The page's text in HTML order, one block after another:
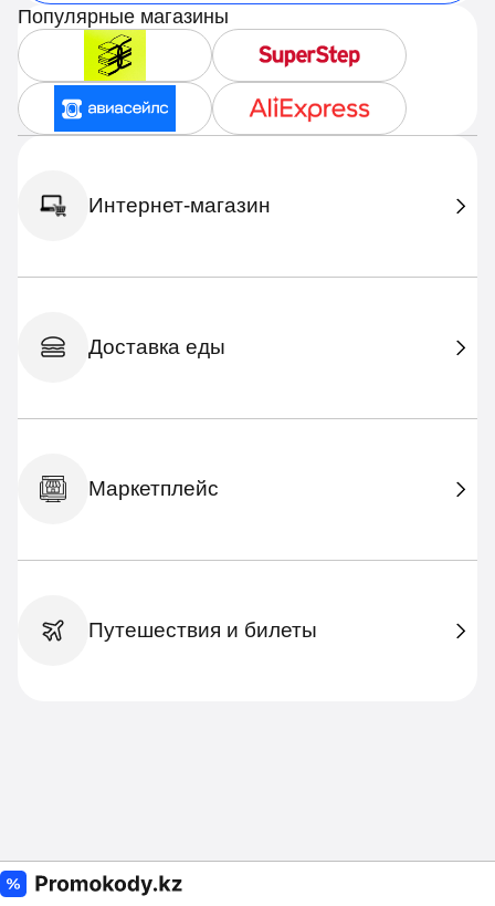
Популярные магазины
Интернет-магазин
Доставка еды
Маркетплейс
Путешествия и билеты